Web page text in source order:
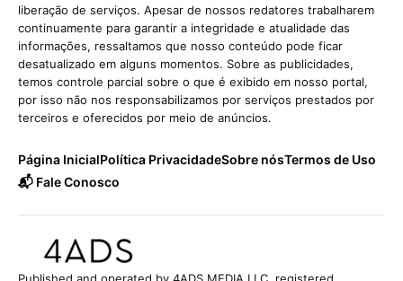
liberação de serviços. Apesar de nossos redatores trabalharem
continuamente para garantir a integridade e atualidade das
informações, ressaltamos que nosso conteúdo pode ficar
desatualizado em alguns momentos. Sobre as publicidades,
temos controle parcial sobre o que é exibido em nosso portal,
por isso não nos responsabilizamos por serviços prestados por
terceiros e oferecidos por meio de anúncios.
Página InicialPolítica PrivacidadeSobre nósTermos de Uso
📬 Fale Conosco